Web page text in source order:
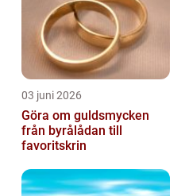
03 juni 2026
Göra om guldsmycken
från byrålådan till
favoritskrin